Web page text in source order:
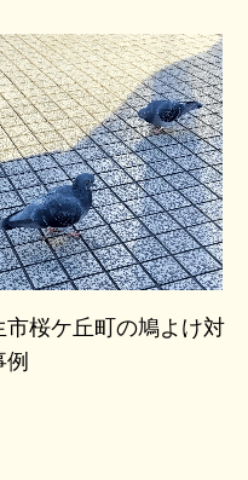
市桜ケ丘町の鳩よけ対